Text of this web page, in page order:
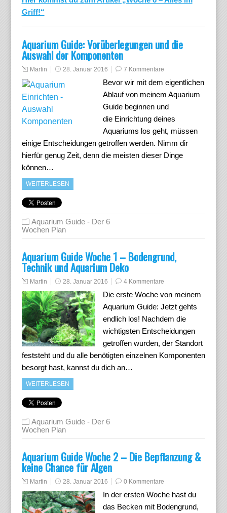
Griff!“
Aquarium Guide: Vorüberlegungen und die
Auswahl der Komponenten
Martin 28. Januar 2016 7 Kommentare
Bevor wir mit dem eigentlichen
Ablauf von meinem Aquarium
Guide beginnen und
die Einrichtung deines
Aquariums los geht, müssen
einige Entscheidungen getroffen werden. Nimm dir
hierfür genug Zeit, denn die meisten dieser Dinge
können…
WEITERLESEN
Aquarium Guide - Der 6
Wochen Plan
Aquarium Guide Woche 1 – Bodengrund,
Technik und Aquarium Deko
Martin 28. Januar 2016 4 Kommentare
Die erste Woche von meinem
Aquarium Guide: Jetzt gehts
endlich los! Nachdem die
wichtigsten Entscheidungen
getroffen wurden, der Standort
feststeht und du alle benötigten einzelnen Komponenten
besorgt hast, kannst du dich an…
WEITERLESEN
Aquarium Guide - Der 6
Wochen Plan
Aquarium Guide Woche 2 – Die Bepflanzung &
keine Chance für Algen
Martin 28. Januar 2016 0 Kommentare
In der ersten Woche hast du
das Becken mit Bodengrund,